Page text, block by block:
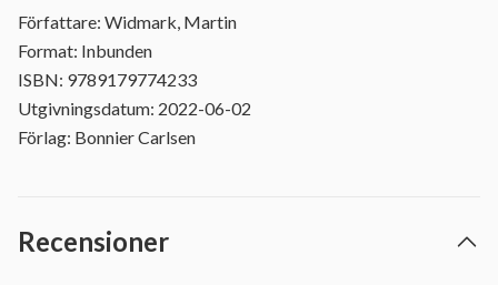
Författare: Widmark, Martin
Format: Inbunden
ISBN: 9789179774233
Utgivningsdatum: 2022-06-02
Förlag: Bonnier Carlsen
Recensioner